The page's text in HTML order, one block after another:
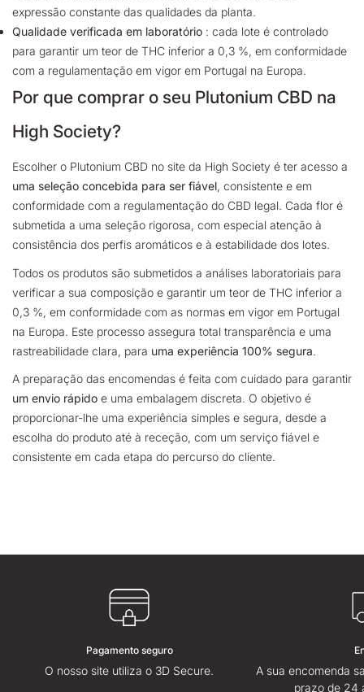
expressão constante das qualidades da planta.
Qualidade verificada em laboratório : cada lote é controlado
para garantir um teor de THC inferior a 0,3 %, em conformidade
com a regulamentação em vigor em Portugal na Europa.
Por que comprar o seu Plutonium CBD na
High Society?
Escolher o Plutonium CBD no site da High Society é ter acesso a
uma seleção concebida para ser fiável, consistente e em
conformidade com a regulamentação do CBD legal. Cada flor é
submetida a uma seleção rigorosa, com especial atenção à
consistência dos perfis aromáticos e à estabilidade dos lotes.
Todos os produtos são submetidos a análises laboratoriais para
verificar a sua composição e garantir um teor de THC inferior a
0,3 %, em conformidade com as normas em vigor em Portugal
na Europa. Este processo assegura total transparência e uma
rastreabilidade clara, para uma experiência 100% segura.
A preparação das encomendas é feita com cuidado para garantir
um envio rápido e uma embalagem discreta. O objetivo é
proporcionar-lhe uma experiência simples e segura, desde a
escolha do produto até à receção, com um serviço fiável e
consistente em cada etapa do percurso do cliente.
Pagamento seguro
O nosso site utiliza o 3D Secure.
A sua encomenda
prazo de 24